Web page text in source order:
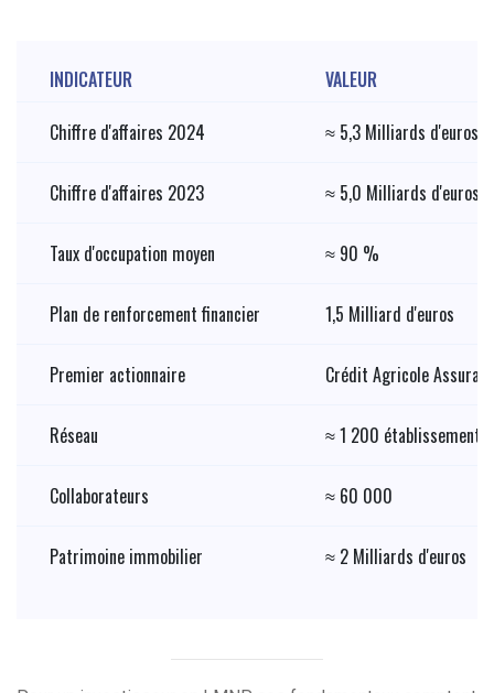
INDICATEUR
VALEUR
Chiffre d'affaires 2024
≈ 5,3 Milliards d'euros
Chiffre d'affaires 2023 ≈ 5,0 Milliards d'euros
Taux d'occupation moyen ≈ 90 %
Plan de renforcement financier 1,5 Milliard d'euros
Premier actionnaire Crédit Agricole
Réseau ≈ 1 200
Collaborateurs ≈ 60 000
Patrimoine immobilier ≈ 2 Milliards d'euros